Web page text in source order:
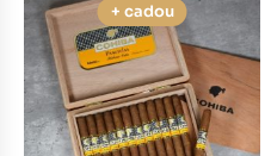
+ cadou